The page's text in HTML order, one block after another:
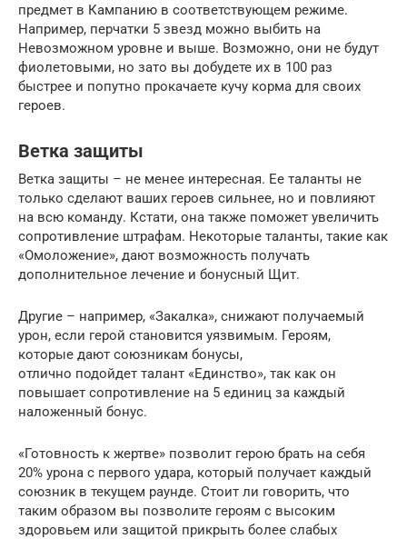
предмет в Кампанию в соответствующем режиме.
Например, перчатки 5 звезд можно выбить на
Невозможном уровне и выше. Возможно, они не будут
фиолетовыми, но зато вы добудете их в 100 раз
быстрее и попутно прокачаете кучу корма для своих
героев.
Ветка защиты
Ветка защиты – не менее интересная. Ее таланты не
только сделают ваших героев сильнее, но и повлияют
на всю команду. Кстати, она также поможет увеличить
сопротивление штрафам. Некоторые таланты, такие как
«Омоложение», дают возможность получать
дополнительное лечение и бонусный Щит.
Другие – например, «Закалка», снижают получаемый
урон, если герой становится уязвимым. Героям,
которые дают союзникам бонусы,
отлично подойдет талант «Единство», так как он
повышает сопротивление на 5 единиц за каждый
наложенный бонус.
«Готовность к жертве» позволит герою брать на себя
20% урона с первого удара, который получает каждый
союзник в текущем раунде. Стоит ли говорить, что
таким образом вы позволите героям с высоким
здоровьем или защитой прикрыть более слабых